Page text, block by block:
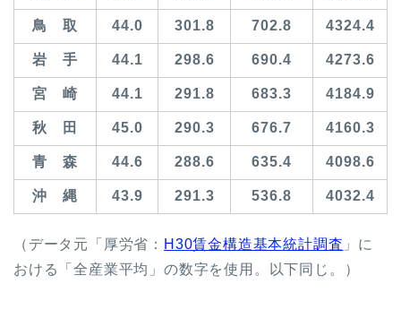
鳥 取 44.0 301.8 702.8 4324.4
岩 手 44.1 298.6 690.4 4273.6
宮 崎 44.1 291.8 683.3 4184.9
秋 田 45.0 290.3 676.7 4160.3
青 森 44.6 288.6 635.4 4098.6
沖 縄 43.9 291.3 536.8 4032.4
（データ元「厚労省： H30賃金構造基本統計調査 」に
おける「全産業平均」の数字を使用。以下同じ。）